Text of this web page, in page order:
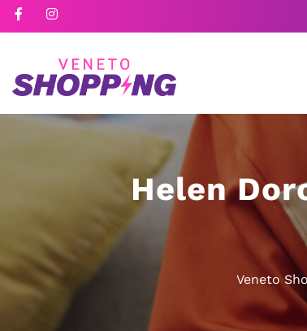
Helen
Veneto